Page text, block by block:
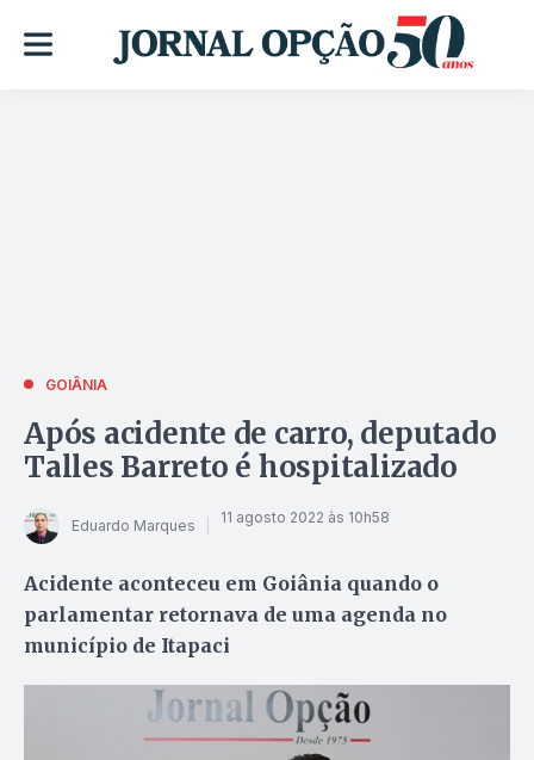
GOIÂNIA
Após acidente de carro, deputado
Talles Barreto é hospitalizado
Eduardo Marques 11 agosto 2022 às 10h58
Acidente aconteceu em Goiânia quando o
parlamentar retornava de uma agenda no
município de Itapaci